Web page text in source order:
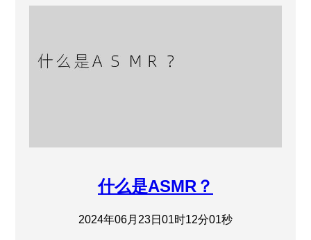
什么是ASMR？
2024年06月23日01时12分01秒